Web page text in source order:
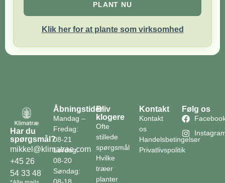
PLANT NU
Klik her for at plante som virksomhed
Har du
spørgsmål?
mikkel@klimatrae.com
+45 26
54 33 48
Åbningstider
Mandag –
Fredag:
08-21
Lørdag:
08-20
Søndag:
Bliv
klogere
Ofte
stillede
spørgsmål
Hvilke
træer
planter
Kontakt
Kontakt
os
Handelsbetingelser
Privatlivspolitik
Følg os